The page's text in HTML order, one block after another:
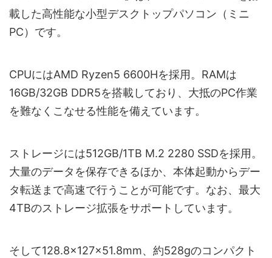
載した高性能な小型デスクトップパソコン（ミニ
PC）です。
CPUにはAMD Ryzen5 6600Hを採用。RAMは
16GB/32GB DDR5を搭載しており、大抵のPC作業
を難なくこなせる性能を備えています。
ストレージには512GB/1TB M.2 2280 SSDを採用。
大量のデータを保存できるほか、本体起動からデー
タ転送まで高速で行うことが可能です。なお、最大
4TBのストレージ拡張をサポートしています。
そして128.8×127×51.8mm、約528gのコンパクト